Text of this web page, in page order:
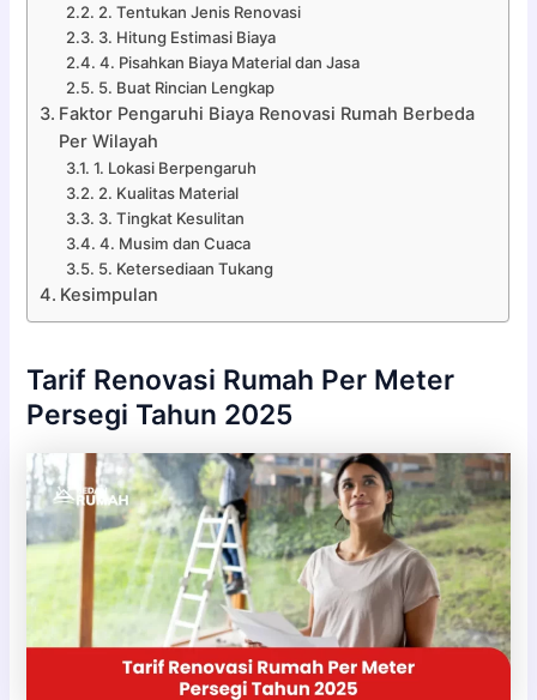
2. Tentukan Jenis Renovasi
3. Hitung Estimasi Biaya
4. Pisahkan Biaya Material dan Jasa
5. Buat Rincian Lengkap
Faktor Pengaruhi Biaya Renovasi Rumah Berbeda
Per Wilayah
1. Lokasi Berpengaruh
2. Kualitas Material
3. Tingkat Kesulitan
4. Musim dan Cuaca
5. Ketersediaan Tukang
Kesimpulan
Tarif Renovasi Rumah Per Meter
Persegi Tahun 2025